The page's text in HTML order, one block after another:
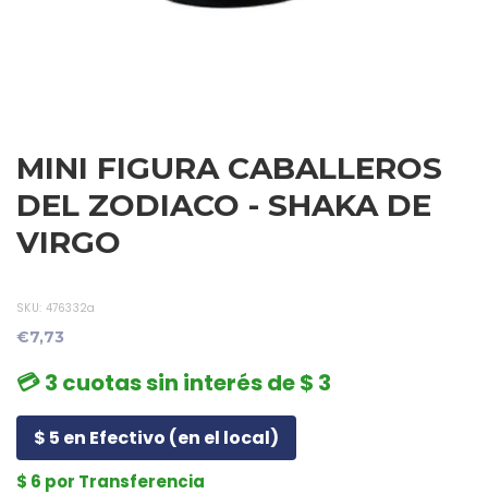
MINI FIGURA CABALLEROS
DEL ZODIACO - SHAKA DE
VIRGO
SKU: 476332a
€7,73
💳 3 cuotas sin interés de $ 3
$ 5 en Efectivo (en el local)
$ 6 por Transferencia